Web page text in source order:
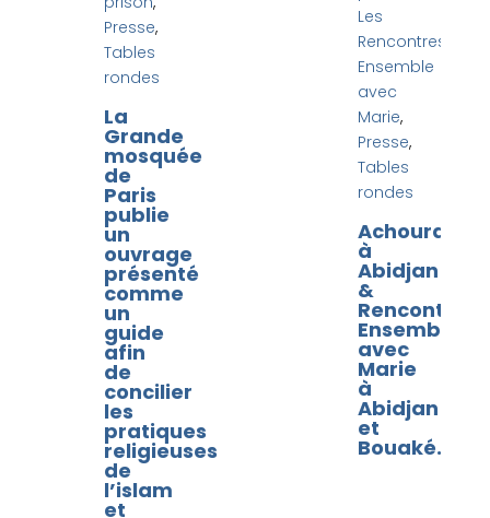
Presse,
Tables
rondes
La
Grande
mosquée
de
Paris
publie
un
ouvrage
présenté
comme
un
guide
afin
de
concilier
les
pratiques
religieuses
de
l’islam
et
Les
Rencontres
Ensemble
avec
Marie,
Presse,
Tables
rondes
Achoura
à
Abidjan
&
Rencontres
Ensemble
avec
Marie
à
Abidjan
et
Bouaké.